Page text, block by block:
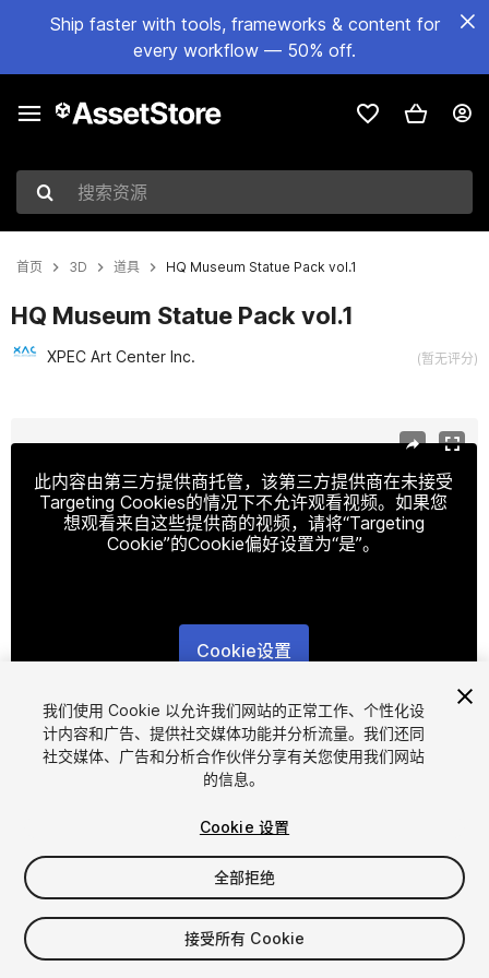
Ship faster with tools, frameworks & content for
every workflow — 50% off.
搜索资源
首页 3D 道具 HQ Museum Statue Pack vol.1
HQ Museum Statue Pack vol.1
XPEC Art Center Inc. (暂无评分)
此内容由第三方提供商托管，该第三方提供商在未接受
Targeting Cookies的情况下不允许观看视频。如果您
想观看来自这些提供商的视频，请将“Targeting
Cookie”的Cookie偏好设置为“是”。
Cookie设置
1/6
$39.99
增值税将在结算时计算
我们使用 Cookie 以允许我们网站的正常工作、个性化设
计内容和广告、提供社交媒体功能并分析流量。我们还同
社交媒体、广告和分析合作伙伴分享有关您使用我们网站
的信息。
Cookie 设置
全部拒绝
接受所有 Cookie